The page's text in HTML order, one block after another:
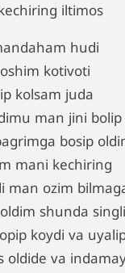
iltimos
hudi
kotivoti
kolsam juda
man jini bolip
bosip
mani kechiring
man ozim
shunda
koydi va
oldide va